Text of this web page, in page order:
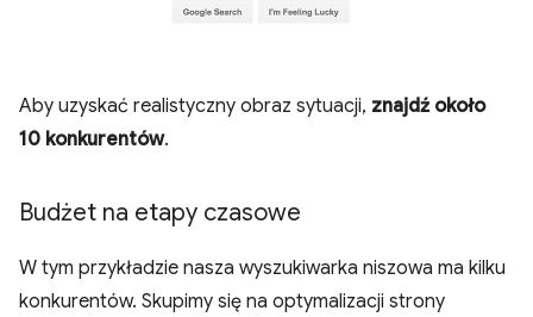
Aby uzyskać realistyczny obraz sytuacji, znajdź około
10 konkurentów.
Budżet na etapy czasowe
W tym przykładzie nasza wyszukiwarka niszowa ma kilku
konkurentów. Skupimy się na optymalizacji strony